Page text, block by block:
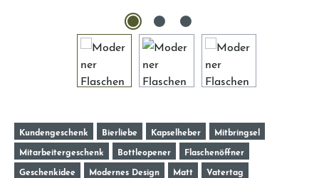
Kundengeschenk Bierliebe Kapselheber
Mitbringsel
Mitarbeitergeschenk
Bottleopener
Flaschenöffner
Geschenkidee
Modernes Design Matt
Vatertag